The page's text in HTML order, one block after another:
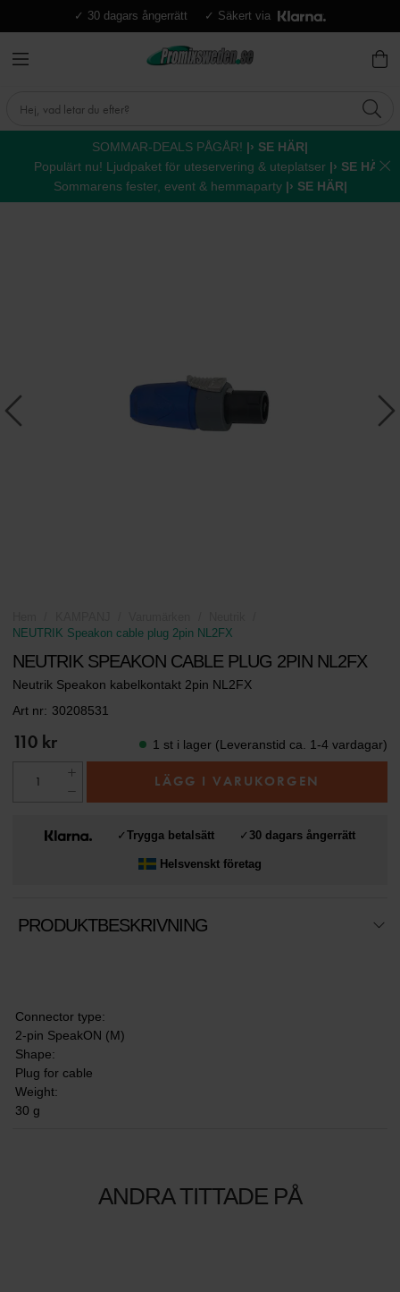
✓ 30 dagars ångerrätt ✓ Säkert via
SOMMAR-DEALS PÅGÅR! |› SE HÄR|
Populärt nu! Ljudpaket för uteservering & uteplatser |› SE HÄR|
Sommarens fester, event & hemmaparty |› SE HÄR|
NEUTRIK Speakon cable plug 2pin NL2FX
NEUTRIK SPEAKON CABLE PLUG 2PIN NL2FX
Neutrik Speakon kabelkontakt 2pin NL2FX
Art nr: 30208531
110 kr 1 st i lager (Leveranstid ca. 1-4 vardagar)
LÄGG I VARUKORGEN
✓Trygga betalsätt ✓30 dagars ångerrätt
Helsvenskt företag
PRODUKTBESKRIVNING
Connector type:
2-pin SpeakON (M)
Shape:
Plug for cable
Weight:
30 g
ANDRA TITTADE PÅ